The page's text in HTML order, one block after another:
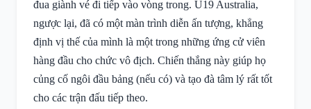
đua giành vé đi tiếp vào vòng trong. U19 Australia,
ngược lại, đã có một màn trình diễn ấn tượng, khẳng
định vị thế của mình là một trong những ứng cử viên
hàng đầu cho chức vô địch. Chiến thắng này giúp họ
củng cố ngôi đầu bảng (nếu có) và tạo đà tâm lý rất tốt
cho các trận đấu tiếp theo.